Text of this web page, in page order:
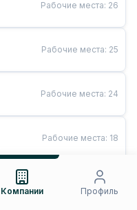
Рабочие места: 26
Рабочие места: 25
Рабочие места: 24
Рабочие места: 18
Рабочие места
Компании Профиль